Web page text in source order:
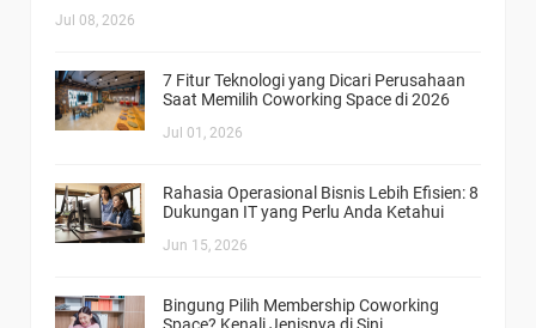
Jul 08, 2026
7 Fitur Teknologi yang Dicari Perusahaan
Saat Memilih Coworking Space di 2026
Jul 01, 2026
Rahasia Operasional Bisnis Lebih Efisien: 8
Dukungan IT yang Perlu Anda Ketahui
Jun 15, 2026
Bingung Pilih Membership Coworking